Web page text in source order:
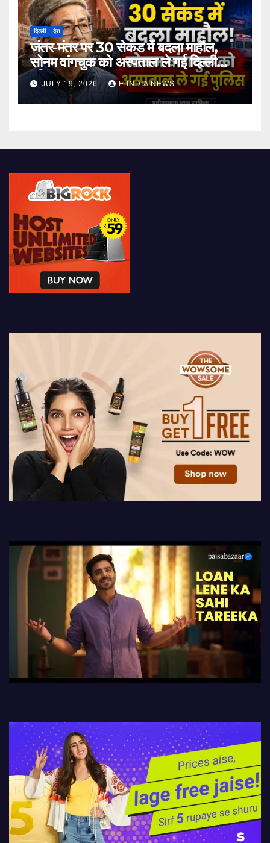
दिल्ली देश
जंतर-मंतर पर 30 सेकंड में बदला माहौल,
सोनम वांगचुक को अस्पताल ले गई दिल्ली
पुलिस
JULY 19, 2026 E INDIA NEWS